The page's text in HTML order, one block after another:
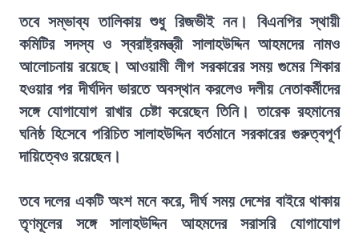
তবে সম্ভাব্য তালিকায় শুধু রিজভীই নন। বিএনপির স্থায়ী
কমিটির সদস্য ও স্বরাষ্ট্রমন্ত্রী সালাহউদ্দিন আহমদের নামও
আলোচনায় রয়েছে। আওয়ামী লীগ সরকারের সময় গুমের শিকার
হওয়ার পর দীর্ঘদিন ভারতে অবস্থান করলেও দলীয় নেতাকর্মীদের
সঙ্গে যোগাযোগ রাখার চেষ্টা করেছেন তিনি। তারেক রহমানের
ঘনিষ্ঠ হিসেবে পরিচিত সালাহউদ্দিন বর্তমানে সরকারের গুরুত্বপূর্ণ
দায়িত্বেও রয়েছেন।
তবে দলের একটি অংশ মনে করে, দীর্ঘ সময় দেশের বাইরে থাকায়
তৃণমূলের সঙ্গে সালাহউদ্দিন আহমদের সরাসরি যোগাযোগ